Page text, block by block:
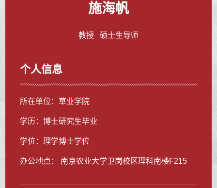
施海帆
教授 硕士生导师
个人信息
所在单位：草业学院
学历：博士研究生毕业
学位：理学博士学位
办公地点： 南京农业大学卫岗校区理科南楼F215